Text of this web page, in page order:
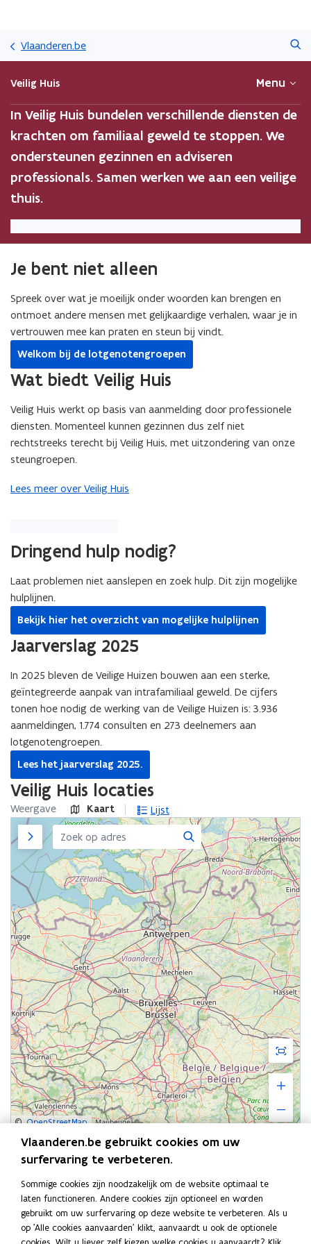
gaan
Vlaanderen.be
Veilig Huis Menu
In Veilig Huis bundelen verschillende diensten de
krachten om familiaal geweld te stoppen. We
ondersteunen gezinnen en adviseren
professionals. Samen werken we aan een veilige
thuis.
Je bent niet alleen
Spreek over wat je moeilijk onder woorden kan brengen en
ontmoet andere mensen met gelijkaardige verhalen, waar je in
vertrouwen mee kan praten en steun bij vindt.
Welkom bij de lotgenotengroepen
Wat biedt Veilig Huis
Veilig Huis werkt op basis van aanmelding door professionele
diensten. Momenteel kunnen gezinnen dus zelf niet
rechtstreeks terecht bij Veilig Huis, met uitzondering van onze
steungroepen.
Lees meer over Veilig Huis
Dringend hulp nodig?
Laat problemen niet aanslepen en zoek hulp. Dit zijn mogelijke
hulplijnen.
Bekijk hier het overzicht van mogelijke hulplijnen
Jaarverslag 2025
In 2025 bleven de Veilige Huizen bouwen aan een sterke,
geïntegreerde aanpak van intrafamiliaal geweld. De cijfers
tonen hoe nodig de werking van de Veilige Huizen is: 3.936
aanmeldingen, 1.774 consulten en 273 deelnemers aan
lotgenotengroepen.
Lees het jaarverslag 2025.
Veilig Huis locaties
Weergave Kaart Lijst
Zijpaneel Zoeken
© OpenStreetMap
Aanmelden
Veilig Huis werkt op basis van aanmelding door professionele
diensten.
Aanmeldingsvoorwaarden
Opleiding en vorming voor professionals
Vlaanderen.be gebruikt cookies om uw
surfervaring te verbeteren.
Sommige cookies zijn noodzakelijk om de website optimaal te
laten functioneren. Andere cookies zijn optioneel en worden
gebruikt om uw surfervaring op deze website te verbeteren. Als u
op 'Alle cookies aanvaarden' klikt, aanvaardt u ook de optionele